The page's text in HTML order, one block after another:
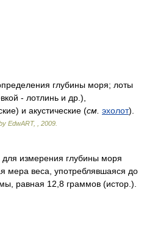
глубины моря; лоты
- лотлинь и др.),
и акустические (см. эхолот).
EdwART, 2009
измерения глубины моря
мера веса, употреблявшаяся до
равная 12,8 граммов (истор.).